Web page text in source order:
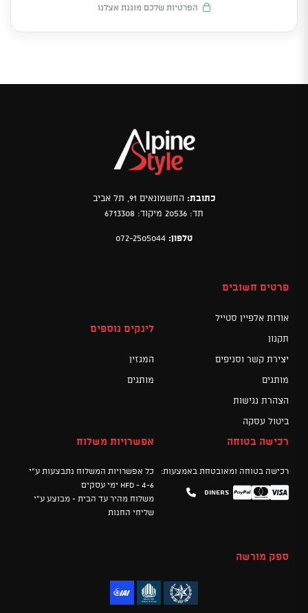
הפרטיות שלכם מוגנת אצלנו
כתובת: החשמונאים 91, תל אביב
תד: 20536 מיקוד: 6713308
טלפון: 072-2505044
פרטים חשובים
אודות אלפיין סטייל
תקנון
יצירת קשר וסניפים
מותגים
הצהרת נגישות
ביטול עסקה
לינקים נוספים
המגזין
מותגים
רכישה בטוחה
רכישה בטוחה ומאובטחת באמצעות:
Visa
Mastercard
PayPal
Diners
אפשרויות משלוח
כל אפשרויות המשלוח נתבצעות ע"י
HFD - 4-6 ימי עסקים
משלוח מהיר עד הבית - מבוצע ע"י
שליחי החנות
ספק מורשה